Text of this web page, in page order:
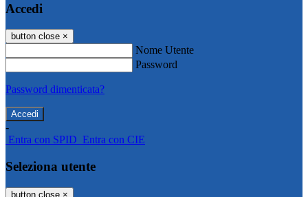
Accedi
button close ×
Nome Utente
Password
Password dimenticata?
-
Entra con SPID Entra con CIE
Seleziona utente
button close ×